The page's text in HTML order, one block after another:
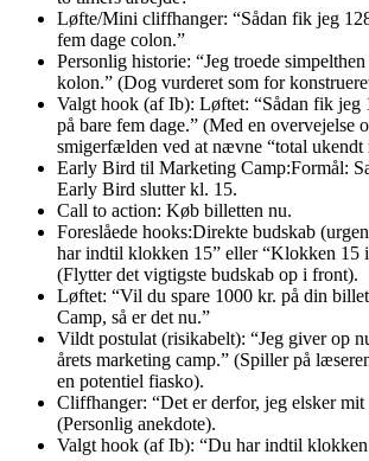
Løfte/Mini cliffhanger: “Sådan fik jeg
fem dage colon.”
Personlig historie: “Jeg troede
kolon.” (Dog vurderet som for
Valgt hook (af Ib): Løftet: “Sådan fik jeg
på bare fem dage.” (Med en overvejelse
smigerfælden ved at nævne “total ukendt
Early Bird til Marketing Camp:Formål:
Early Bird slutter kl. 15.
Call to action: Køb billetten nu.
Foreslåede hooks:Direkte budskab
har indtil klokken 15” eller “Klokken 15
(Flytter det vigtigste budskab op i front).
Løftet: “Vil du spare 1000 kr. på din
Camp, så er det nu.”
Vildt postulat (risikabelt): “Jeg giver op
årets marketing camp.” (Spiller på
en potentiel fiasko).
Cliffhanger: “Det er derfor, jeg elsker
(Personlig anekdote).
Valgt hook (af Ib): “Du har indtil